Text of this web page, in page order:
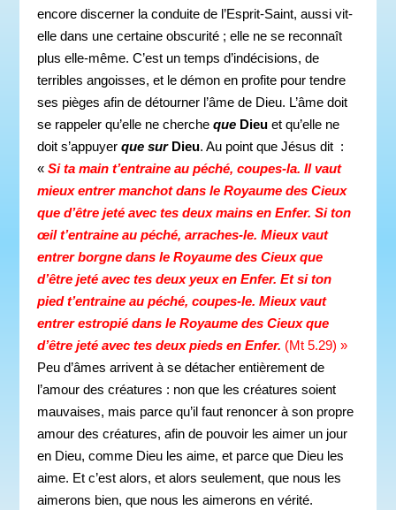
encore discerner la conduite de l’Esprit-Saint, aussi vit-
elle dans une certaine obscurité ; elle ne se reconnaît
plus elle-même. C’est un temps d’indécisions, de
terribles angoisses, et le démon en profite pour tendre
ses pièges afin de détourner l’âme de Dieu. L’âme doit
se rappeler qu’elle ne chercheque Dieu et qu’elle ne
doit s’appuyerque surDieu. Au point que Jésus dit :
«Si ta main t’entraine au péché, coupes-la. Il vaut
mieux entrer manchot dans le Royaume des Cieux
que d’être jeté avec tes deux mains en Enfer. Si ton
œil t’entraine au péché, arraches-le. Mieux vaut
entrer borgne dans le Royaume des Cieux que
d’être jeté avec tes deux yeux en Enfer. Et si ton
pied t’entraine au péché, coupes-le. Mieux vaut
entrer estropié dans le Royaume des Cieux que
d’être jeté avec tes deux pieds en Enfer. (Mt 5.29) »
Peu d’âmes arrivent à se détacher entièrement de
l’amour des créatures : non que les créatures soient
mauvaises, mais parce qu’il faut renoncer à son propre
amour des créatures, afin de pouvoir les aimer un jour
en Dieu, comme Dieu les aime, et parce que Dieu les
aime. Et c’est alors, et alors seulement, que nous les
aimerons bien, que nous les aimerons en vérité.